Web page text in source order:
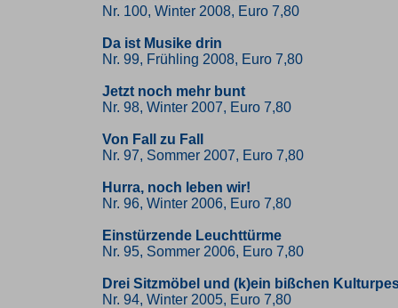
Nr. 100, Winter 2008, Euro 7,80
Da ist Musike drin
Nr. 99, Frühling 2008, Euro 7,80
Jetzt noch mehr bunt
Nr. 98, Winter 2007, Euro 7,80
Von Fall zu Fall
Nr. 97, Sommer 2007, Euro 7,80
Hurra, noch leben wir!
Nr. 96, Winter 2006, Euro 7,80
Einstürzende Leuchttürme
Nr. 95, Sommer 2006, Euro 7,80
Drei Sitzmöbel und (k)ein bißchen
Nr. 94, Winter 2005, Euro 7,80